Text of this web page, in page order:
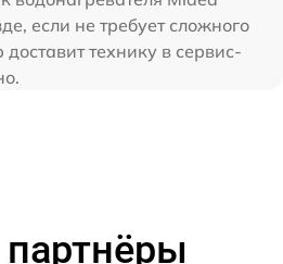
если не требует сложного
технику в сервис-